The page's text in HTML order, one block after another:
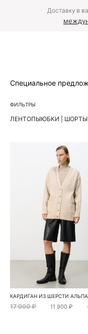
Доставку в
Специальное
ФИЛЬТРЫ
ЛЕНТОПЫЮБКИ | ШОРТЫ
КАРДИГАН ИЗ ШЕРСТИ
17 000 ₽ 11 900 ₽